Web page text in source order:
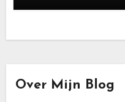
Over Mijn Blog